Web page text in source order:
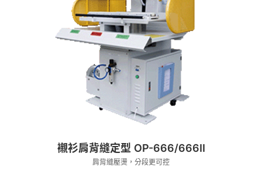
襯衫肩背縫定型 OP-666/666II
肩背縫壓燙，分段更可控